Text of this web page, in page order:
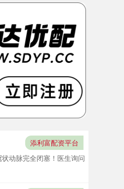
添利富配资平台
动脉完全闭塞！医生询问